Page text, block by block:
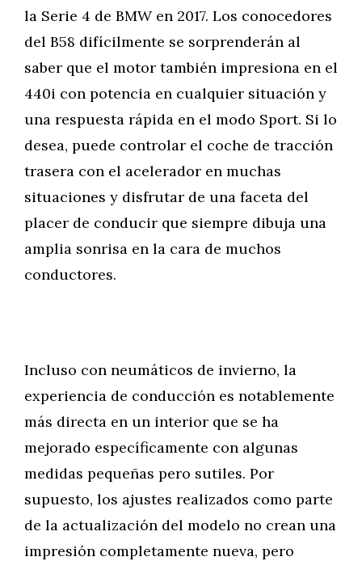
la Serie 4 de BMW en 2017. Los conocedores
del B58 difícilmente se sorprenderán al
saber que el motor también impresiona en el
440i con potencia en cualquier situación y
una respuesta rápida en el modo Sport. Si lo
desea, puede controlar el coche de tracción
trasera con el acelerador en muchas
situaciones y disfrutar de una faceta del
placer de conducir que siempre dibuja una
amplia sonrisa en la cara de muchos
conductores.
Incluso con neumáticos de invierno, la
experiencia de conducción es notablemente
más directa en un interior que se ha
mejorado específicamente con algunas
medidas pequeñas pero sutiles. Por
supuesto, los ajustes realizados como parte
de la actualización del modelo no crean una
impresión completamente nueva, pero